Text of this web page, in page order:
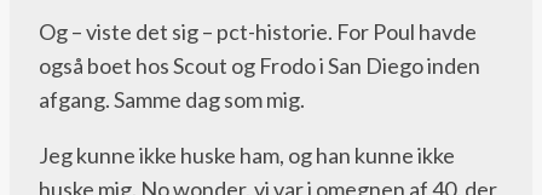
Og – viste det sig – pct-historie. For Poul havde
også boet hos Scout og Frodo i San Diego inden
afgang. Samme dag som mig.
Jeg kunne ikke huske ham, og han kunne ikke
huske mig. No wonder, vi var i omegnen af 40, der